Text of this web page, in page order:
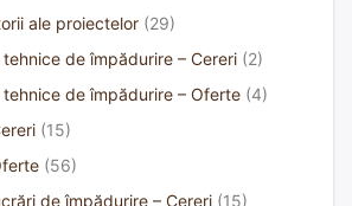
ale proiectelor (29)
de împădurire – Cereri (2)
de împădurire – Oferte (4)
(15)
(56)
de împădurire – Cereri (15)